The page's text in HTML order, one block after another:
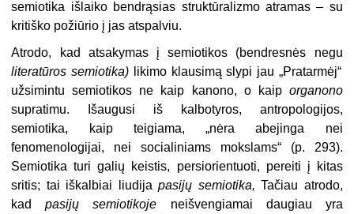
semiotika išlaiko bendrąsias struktūralizmo atramas – su
kritiško požiūrio į jas atspalviu.
Atrodo, kad atsakymas į semiotikos (bendresnės negu
literatūros semioti­ka) likimo klausimą slypi jau „Pra­tarmėj“
užsimintu semiotikos ne kaip kanono, o kaip organono
supratimu. Išaugusi iš kalbotyros, antropologijos,
semiotika, kaip teigiama, „nėra abejin­ga nei
fenomenologijai, nei sociali­niams mokslams“ (p. 293).
Semiotika turi galių keistis, persiorientuoti, pereiti į kitas
sritis; tai iškalbiai liudi­ja pasijų semiotika, Tačiau atrodo,
kadpasijų semiotikoje neišvengiamai dau­giau yra